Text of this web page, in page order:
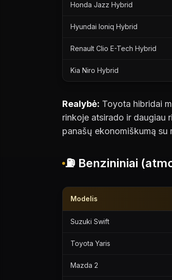
Honda Jazz Hybrid
Hyundai Ioniq Hybrid
Renault Clio E-Tech Hybrid
Kia Niro Hybrid
Realybė: Toyota hibridai
rinkoje atsirado ir daugiau
panašų ekonomiškumą su
⛽ Benzininiai
Modelis
Suzuki Swift
Toyota Yaris
Mazda 2